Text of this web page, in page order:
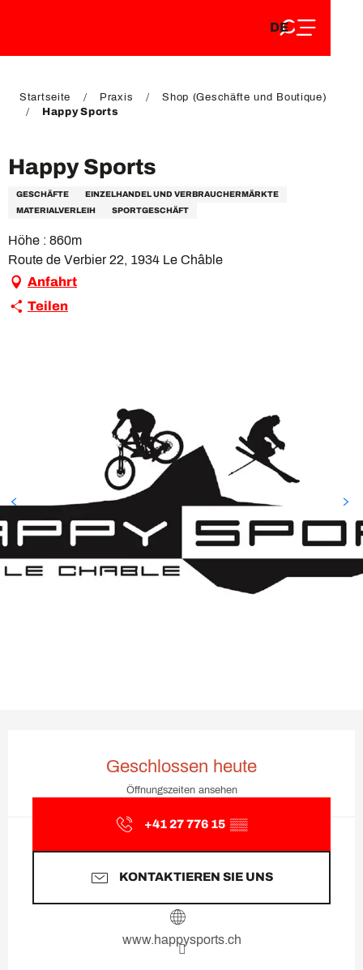
EN
DE
FR
Startseite Praxis
Shop (Geschäfte und Boutique)
Happy Sports
Happy Sports
GESCHÄFTE
EINZELHANDEL UND VERBRAUCHERMÄRKTE
MATERIALVERLEIH
SPORTGESCHÄFT
Höhe : 860m
Route de Verbier 22, 1934 Le Châble
Anfahrt
Teilen
Geschlossen heute
Öffnungszeiten ansehen
+41 27 776 15 ▒▒
KONTAKTIEREN SIE UNS
www.happysports.ch